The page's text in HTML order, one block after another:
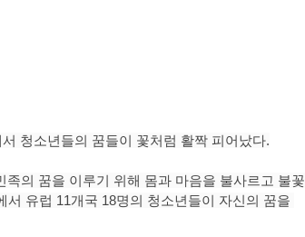
청소년들의 꿈들이 꽃처럼 활짝 피어났다.
의 꿈을 이루기 위해 몸과 마음을 불사르고 불꽃
유럽 11개국 18명의 청소년들이 자신의 꿈을